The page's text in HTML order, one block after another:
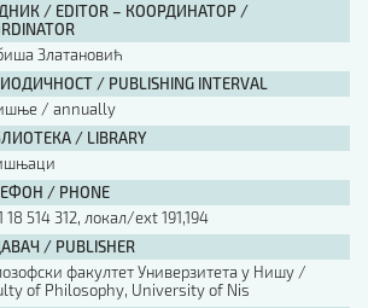
/ EDITOR – КООРДИНАТОР /
Златановић
/ PUBLISHING INTERVAL
/ annually
/ LIBRARY
/ PHONE
18 514 312, локал/ext 191,194
/ PUBLISHER
факултет Универзитета у Нишу /
of Philosophy, University of Nis